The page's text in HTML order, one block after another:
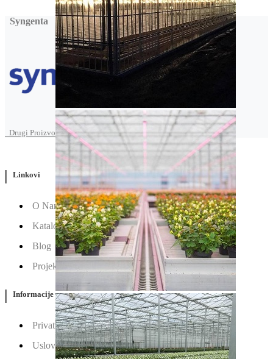
Syngenta
Drugi Proizvodi od Syngenta
Linkovi
O Nama
Katalozi
Blog
Projektovanje / Izgradnja
Informacije
Privatnost & Kolačići
Uslovi Korišćenja